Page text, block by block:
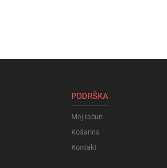
PODRŠKA
Moj račun
Košarica
Kontakt